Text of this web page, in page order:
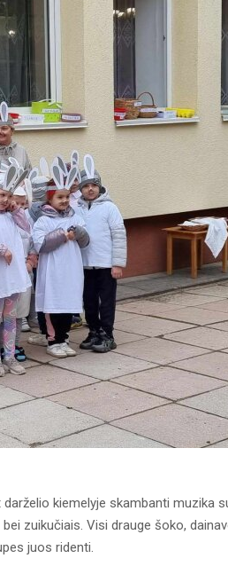
kiemelyje skambanti muzika
zuikučiais. Visi drauge šoko,
juos ridenti.